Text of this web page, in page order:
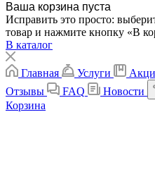
Ваша корзина пуста
Исправить это просто:
товар и нажмите кнопку «В
В каталог
Главная Услуги
Отзывы
FAQ Новости
Корзина